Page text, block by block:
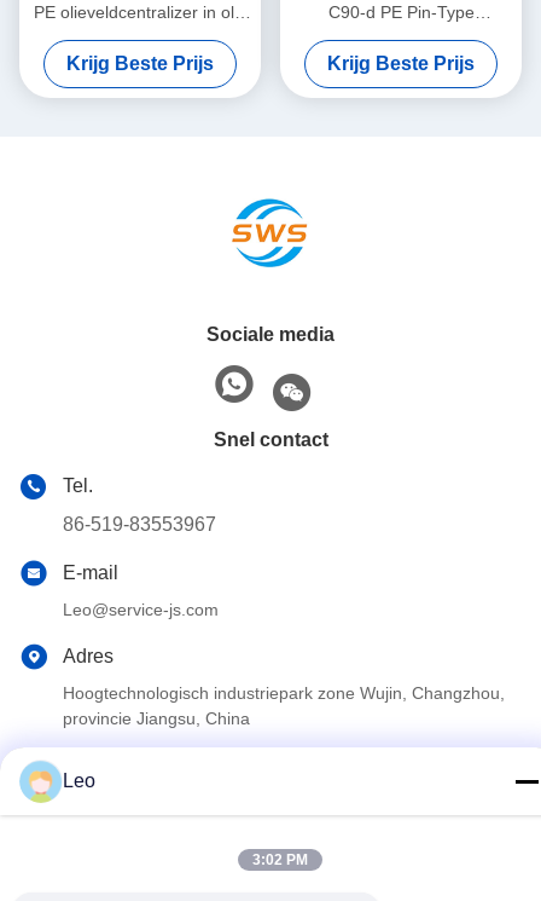
PE olieveldcentralizer in olie
en gas
Krijg Beste Prijs
C90-d PE Pin-Type
Centralizer voor het
Beperken van Casing
Centralizer Verplaatsing in
Krijg Beste Prijs
Sociale media
Snel contact
Tel.
86-519-83553967
E-mail
Leo@service-js.com
Adres
Hoogtechnologisch industriepark zone Wujin, Changzhou,
provincie Jiangsu, China
Leverancier. Copyright © 2023-2026 Jiangsu Service Petroleum
Leo
3:02 PM